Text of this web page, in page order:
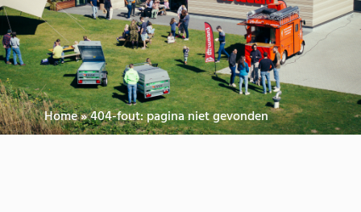
Home»404-fout: pagina niet gevonden